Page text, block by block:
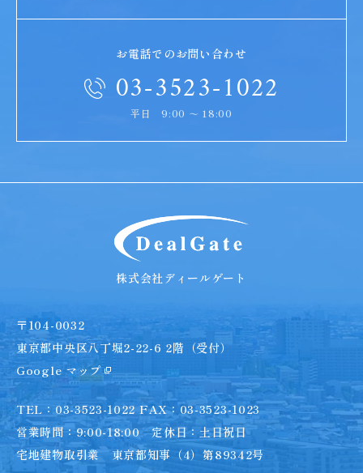
お電話でのお問い合わせ
03-3523-1022
平日 9:00 ～ 18:00
株式会社ディールゲート
〒104-0032
東京都中央区八丁堀2-22-6 2階（受付）
Google マップ
TEL：03-3523-1022 FAX：03-3523-1023
営業時間：9:00-18:00 定休日：土日祝日
宅地建物取引業 東京都知事（4）第89342号